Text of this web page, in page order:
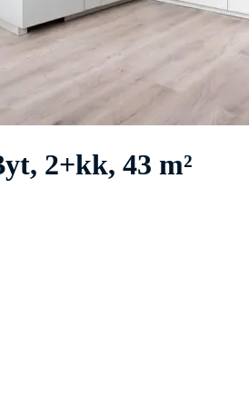
2+kk, 43 m²